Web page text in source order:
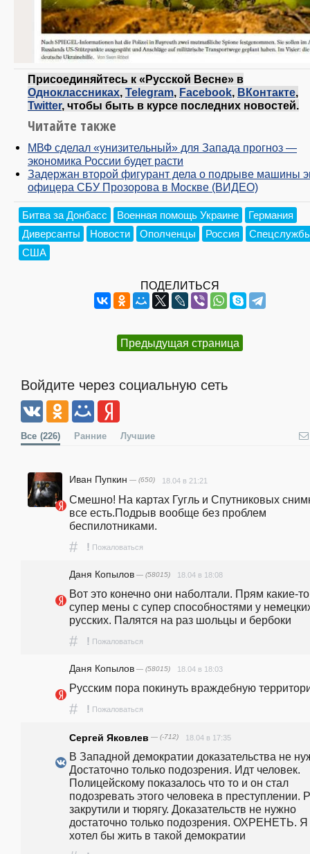
Присоединяйтесь к «Русской Весне» в
Одноклассниках, Telegram, Facebook, ВКонтакте,
Twitter, чтобы быть в курсе последних новостей.
Читайте также
МВФ сделал «унизительный» для Запада прогноз —
экономика России будет расти
Задержан второй фигурант дела о подрыве машины
офицера СБУ Прозорова в Москве (ВИДЕО)
Битва за Донбасс Военная помощь Украине
Германия
Диверсанты
Новости Ополченцы Россия
США
ПОДЕЛИТЬСЯ
Предыдущая страница
Войдите через социальную сеть
Все (226) Ранние Лучшие
Иван Пупкин — (650) 18.04 в 21:21
Смешно! На картах Гугль и Спутниковых
все есть.Подрыв вообще без проблем
беспилотниками.
# ! Пожаловаться
Даня Копылов — (58015) 18.04 в 18:08
Вот это конечно они наболтали. Прям какие-то
супер мены с супер способностями у
русских. Палятся на раз шольцы и бербоки
# ! Пожаловаться
Даня Копылов — (58015) 18.04 в 18:03
Русским пора покинуть враждебную
# ! Пожаловаться
Сергей Яковлев — (-712) 18.04 в 17:35
В Западной демократии доказательства не
Достаточно только подозрения. Идт человек.
Полицейскому показалось что то и он стал
подозревать этого человека в преступлении.
закрутили и тюрягу. Доказательств не нужно
достаточно только подозрения. ОХРЕНЕТЬ. Я
хотел бы жить в такой демократии